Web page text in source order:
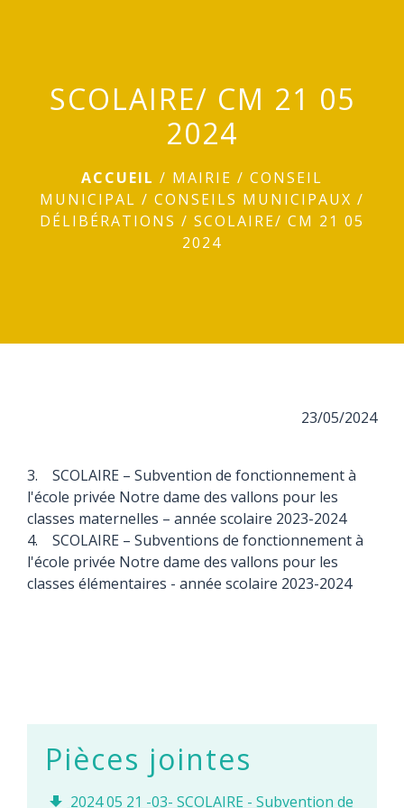
SCOLAIRE/ CM 21 05
2024
ACCUEIL / MAIRIE / CONSEIL
MUNICIPAL / CONSEILS MUNICIPAUX /
DÉLIBÉRATIONS / SCOLAIRE/ CM 21 05
2024
23/05/2024
3. SCOLAIRE – Subvention de fonctionnement à
l'école privée Notre dame des vallons pour les
classes maternelles – année scolaire 2023-2024
4. SCOLAIRE – Subventions de fonctionnement à
l'école privée Notre dame des vallons pour les
classes élémentaires - année scolaire 2023-2024
Pièces jointes
file_download 2024 05 21 -03- SCOLAIRE - Subvention de